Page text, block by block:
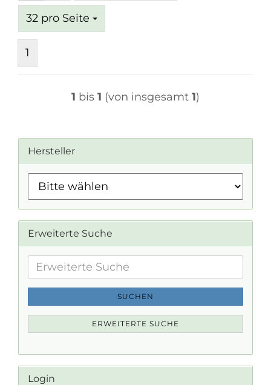
32 pro Seite
pro Seite
1
1 bis 1 (von insgesamt 1)
Hersteller
Erweiterte Suche
Erweiterte
Suche
SUCHEN
ERWEITERTE SUCHE
Login